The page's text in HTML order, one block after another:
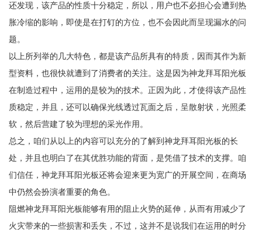
还发现，该产品的性质十分稳定，所以，用户也不必担心会遭到热
胀冷缩的影响，即使是在打钉的方位，也不会因此而呈现漏水的问
题。
以上所列举的几大特色，都是该产品所具有的特质，因而其作为新
型资料，也很快就遭到了消费者的关注。这是因为神龙拜耳阳光板
在制造过程中，运用的是较为的技术。正因为此，才使得该产品性
质稳定，并且，还可以确保光线透过瓦面之后，呈散射状，光照柔
软，然后营建了较为理想的采光作用。
总之，咱们从以上的内容可以充分的了解到神龙拜耳阳光板的长
处，并且也明白了在其优胜功能的背面，是凭借了技术的支撑。咱
们信任，神龙拜耳阳光板还将会迎来更为宽广的开展空间，在商场
中仍然会扮演者重要的角色。
阻燃神龙拜耳阳光板能够有用的阻止火势的延伸，从而有用减少了
火灾带来的一些损害和丢失，不过，这并不是说我们在运用的时分